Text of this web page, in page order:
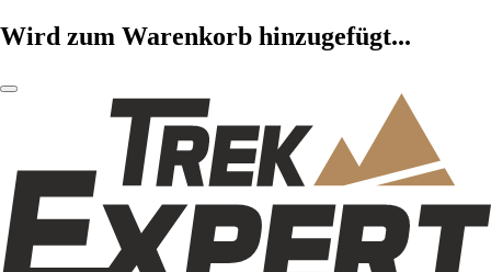
Wird zum Warenkorb hinzugefügt...